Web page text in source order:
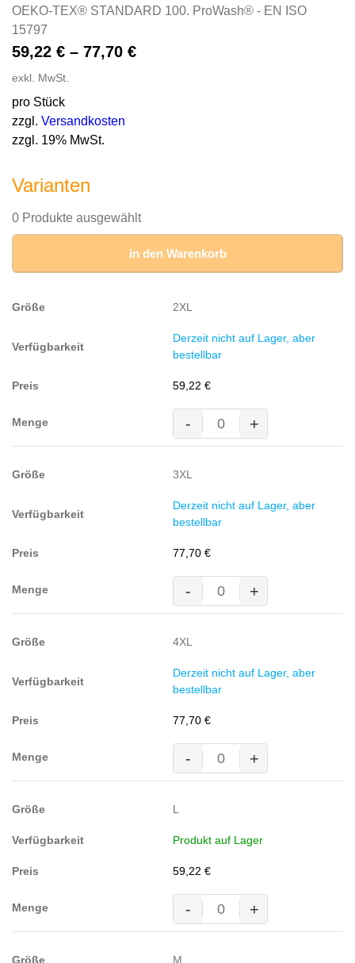
OEKO-TEX® STANDARD 100. ProWash® - EN ISO
15797
59,22 € – 77,70 €
exkl. MwSt.
pro Stück
zzgl. Versandkosten
zzgl. 19% MwSt.
Varianten
0 Produkte ausgewählt
in den Warenkorb
2XL
Derzeit nicht auf Lager, aber
bestellbar
59,22 €
MASCOT® TULSA Arbeitsjacke,
DUNKELANTHRAZIT
Polyester/35%
260g/m²)
Menge
- +
3XL
Derzeit nicht auf Lager, aber
bestellbar
77,70 €
MASCOT® TULSA Arbeitsjacke,
DUNKELANTHRAZIT
Polyester/35%
260g/m²)
Menge
- +
4XL
Derzeit nicht auf Lager, aber
bestellbar
77,70 €
MASCOT® TULSA Arbeitsjacke,
DUNKELANTHRAZIT
Polyester/35%
260g/m²)
Menge
- +
L
Produkt auf Lager
59,22 €
MASCOT® TULSA Arbeitsjacke,
DUNKELANTHRAZIT
- +
M